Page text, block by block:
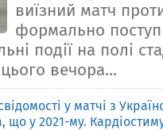
виїзний матч
формально
події на полі
вечора...
у матчі з
що у 2021-му.